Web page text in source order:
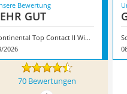
Bewertung
GUT
Continental Top Contact II Winter Premium-Faltreifen
2026
70 Bewertungen